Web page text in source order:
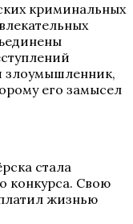
криминальных
злоумышленник,
его замысел
стала
конкурса. Свою
жизнью